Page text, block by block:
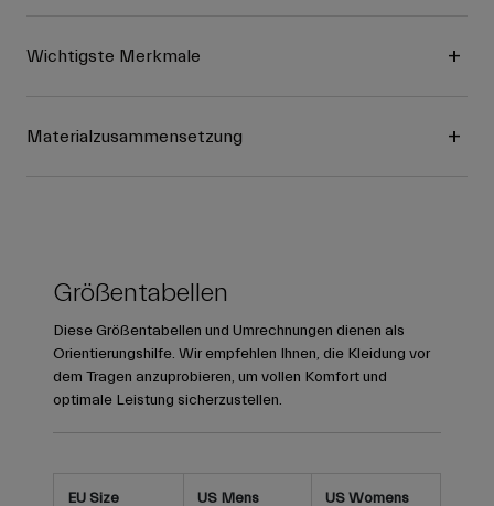
Wichtigste Merkmale
Materialzusammensetzung
Größentabellen
Diese Größentabellen und Umrechnungen dienen als
Orientierungshilfe. Wir empfehlen Ihnen, die Kleidung vor
dem Tragen anzuprobieren, um vollen Komfort und
optimale Leistung sicherzustellen.
EU Size US Mens US Womens